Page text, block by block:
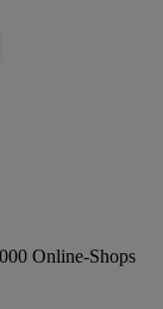
Online-Shops